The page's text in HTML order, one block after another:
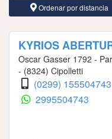
Ordenar por distancia
KYRIOS
Oscar Gasser 1792 -
- (8324) Cipolletti
(0299) 155504743
2995504743